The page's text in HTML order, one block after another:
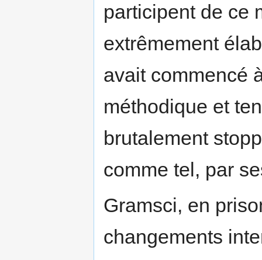
participent de ce
extrêmement
avait commencé
méthodique et
brutalement
comme tel, par
Gramsci, en
changements